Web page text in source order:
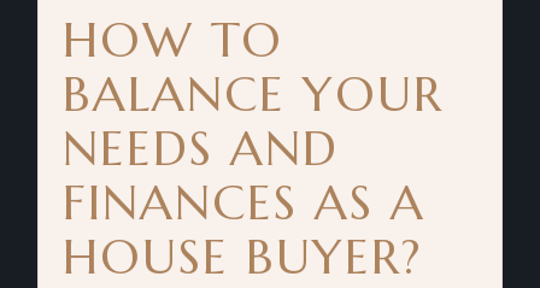
HOW TO
BALANCE YOUR
NEEDS AND
FINANCES AS A
HOUSE BUYER?